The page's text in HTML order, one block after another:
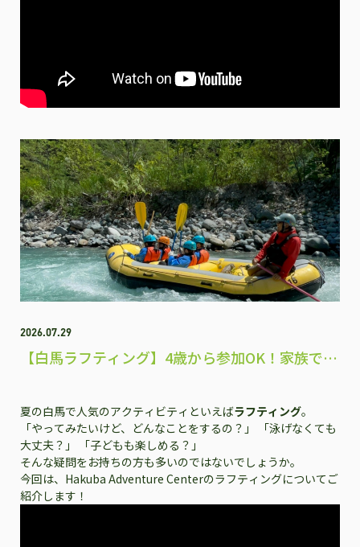
2026.07.29
【白馬ラフティング】4歳から参加OK！家族で楽
夏の白馬で人気のアクティビティといえばラフティング。
「やってみたいけど、どんなことをするの？」 「泳げなくても
大丈夫？」 「子どもも楽しめる？」
そんな疑問をお持ちの方も多いのではないでしょうか。
今回は、Hakuba Adventure Centerのラフティングについてご
紹介します！